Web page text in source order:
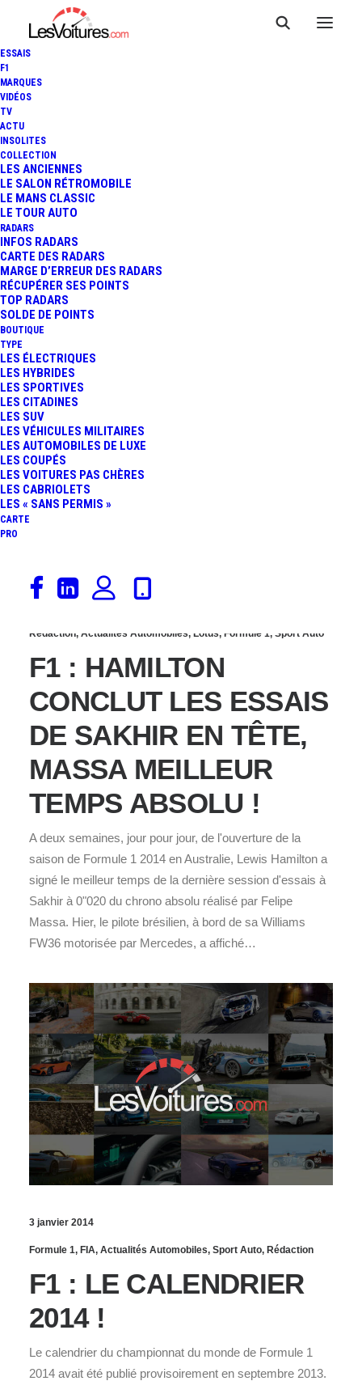
ESSAIS
F1
MARQUES
VIDÉOS
TV
ACTU
INSOLITES
COLLECTION
LES ANCIENNES
LE SALON RÉTROMOBILE
LE MANS CLASSIC
LE TOUR AUTO
RADARS
INFOS RADARS
CARTE DES RADARS
MARGE D’ERREUR DES RADARS
RÉCUPÉRER SES POINTS
TOP RADARS
SOLDE DE POINTS
BOUTIQUE
TYPE
LES ÉLECTRIQUES
LES HYBRIDES
LES SPORTIVES
LES CITADINES
LES SUV
LES VÉHICULES MILITAIRES
LES AUTOMOBILES DE LUXE
LES COUPÉS
LES VOITURES PAS CHÈRES
LES CABRIOLETS
LES « SANS PERMIS »
CARTE
PRO
29 novembre 2020
F1 – GP DE BAHREÏN :
HAMILTON VAINQUEUR
ET GROSJEAN
MIRACULÉ
Rédaction, Actualités Automobiles, Lotus, Formule 1, Sport Auto
F1 : HAMILTON
CONCLUT LES ESSAIS
DE SAKHIR EN TÊTE,
MASSA MEILLEUR
TEMPS ABSOLU !
A deux semaines, jour pour jour, de l'ouverture de la
saison de Formule 1 2014 en Australie, Lewis Hamilton a
signé le meilleur temps de la dernière session d'essais à
Sakhir à 0"020 du chrono absolu réalisé par Felipe
Massa. Hier, le pilote brésilien, à bord de sa Williams
FW36 motorisée par Mercedes, a affiché…
3 janvier 2014
Formule 1, FIA, Actualités Automobiles, Sport Auto, Rédaction
F1 : LE CALENDRIER
2014 !
Le calendrier du championnat du monde de Formule 1
2014 avait été publié provisoirement en septembre 2013.